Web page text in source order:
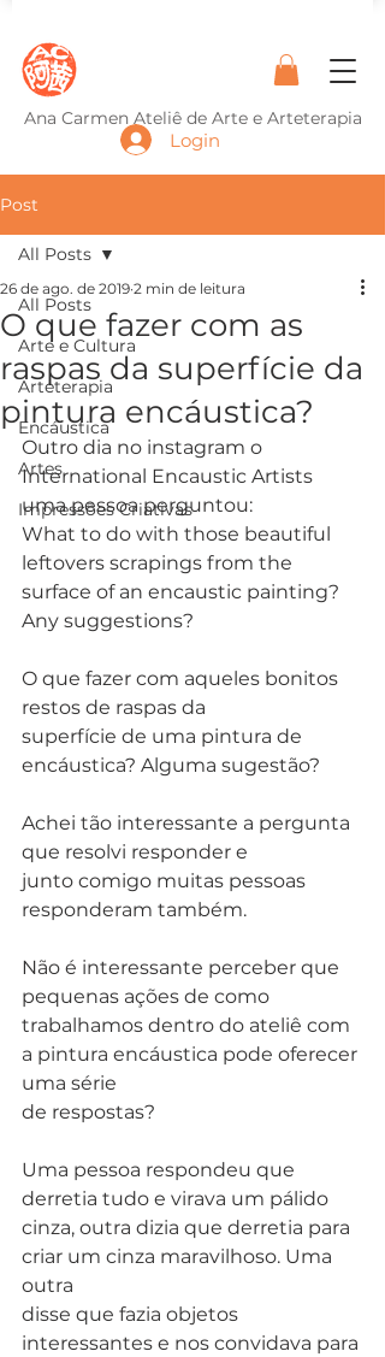
Ana Carmen Ateliê de Arte e Arteterapia
Login
Post
All Posts
Arte e Cultura
Arteterapia
Encáustica
Artes
Impressões Criativas
All Posts
O que fazer com as
raspas da superfície da
pintura encáustica?
26 de ago. de 2019 2 min de leitura
Outro dia no instagram o
International Encaustic Artists
uma pessoa perguntou:
What to do with those beautiful
leftovers scrapings from the
surface of an encaustic painting?
Any suggestions?
O que fazer com aqueles bonitos
restos de raspas da
superfície de uma pintura de
encáustica? Alguma sugestão?
Achei tão interessante a pergunta
que resolvi responder e
junto comigo muitas pessoas
responderam também.
Não é interessante perceber que
pequenas ações de como
trabalhamos dentro do ateliê com
a pintura encáustica pode oferecer
uma série
de respostas?
Uma pessoa respondeu que
derretia tudo e virava um pálido
cinza, outra dizia que derretia para
criar um cinza maravilhoso. Uma
outra
disse que fazia objetos
interessantes e nos convidava para